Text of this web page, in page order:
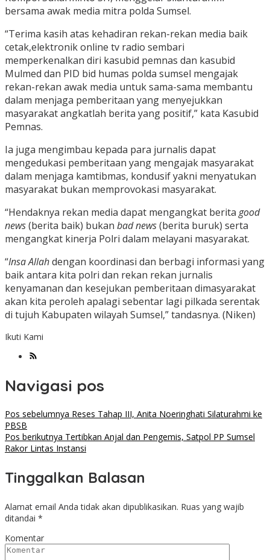
bersama awak media mitra polda Sumsel.
“Terima kasih atas kehadiran rekan-rekan media baik
cetak,elektronik online tv radio sembari
memperkenalkan diri kasubid pemnas dan kasubid
Mulmed dan PID bid humas polda sumsel mengajak
rekan-rekan awak media untuk sama-sama membantu
dalam menjaga pemberitaan yang menyejukkan
masyarakat angkatlah berita yang positif,” kata Kasubid
Pemnas.
Ia juga mengimbau kepada para jurnalis dapat
mengedukasi pemberitaan yang mengajak masyarakat
dalam menjaga kamtibmas, kondusif yakni menyatukan
masyarakat bukan memprovokasi masyarakat.
“Hendaknya rekan media dapat mengangkat berita good
news(berita baik) bukan bad news(berita buruk) serta
mengangkat kinerja Polri dalam melayani masyarakat.
“Insa Allahdengan koordinasi dan berbagi informasi yang
baik antara kita polri dan rekan rekan jurnalis
kenyamanan dan kesejukan pemberitaan dimasyarakat
akan kita peroleh apalagi sebentar lagi pilkada serentak
di tujuh Kabupaten wilayah Sumsel,” tandasnya. (Niken)
Ikuti Kami
Navigasi pos
Pos sebelumnya Reses Tahap III, Anita Noeringhati Silaturahmi ke
PBSB
Pos berikutnya Tertibkan Anjal dan Pengemis, Satpol PP Sumsel
Rakor Lintas Instansi
Tinggalkan Balasan
Alamat email Anda tidak akan dipublikasikan. Ruas yang wajib
ditandai *
Komentar